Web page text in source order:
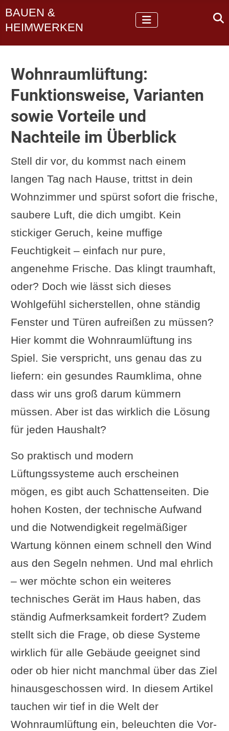
BAUEN &
HEIMWERKEN
Wohnraumlüftung:
Funktionsweise, Varianten
sowie Vorteile und
Nachteile im Überblick
Stell dir vor, du kommst nach einem
langen Tag nach Hause, trittst in dein
Wohnzimmer und spürst sofort die frische,
saubere Luft, die dich umgibt. Kein
stickiger Geruch, keine muffige
Feuchtigkeit – einfach nur pure,
angenehme Frische. Das klingt traumhaft,
oder? Doch wie lässt sich dieses
Wohlgefühl sicherstellen, ohne ständig
Fenster und Türen aufreißen zu müssen?
Hier kommt die Wohnraumlüftung ins
Spiel. Sie verspricht, uns genau das zu
liefern: ein gesundes Raumklima, ohne
dass wir uns groß darum kümmern
müssen. Aber ist das wirklich die Lösung
für jeden Haushalt?
So praktisch und modern
Lüftungssysteme auch erscheinen
mögen, es gibt auch Schattenseiten. Die
hohen Kosten, der technische Aufwand
und die Notwendigkeit regelmäßiger
Wartung können einem schnell den Wind
aus den Segeln nehmen. Und mal ehrlich
– wer möchte schon ein weiteres
technisches Gerät im Haus haben, das
ständig Aufmerksamkeit fordert? Zudem
stellt sich die Frage, ob diese Systeme
wirklich für alle Gebäude geeignet sind
oder ob hier nicht manchmal über das Ziel
hinausgeschossen wird. In diesem Artikel
tauchen wir tief in die Welt der
Wohnraumlüftung ein, beleuchten die Vor-